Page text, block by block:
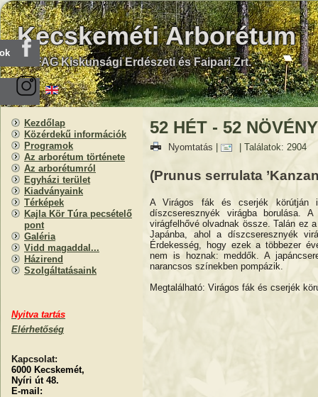
Kecskeméti Arborétum
KEFAG Kiskunsági Erdészeti és Faipari Zrt.
Kezdőlap
Közérdekű információk
Programok
Az arborétum története
Az arborétumról
Egyházi terület
Kiadványaink
Térképek
Kajla Kör Túra pecsételő
pont
Galéria
Vidd magaddal...
Házirend
Szolgáltatásaink
Nyitva tartás
Elérhetőség
Kapcsolat:
6000 Kecskemét,
Nyíri út 48.
E-mail:
52 HÉT - 52
Nyomtatás | Találatok: 2904
(Prunus serrulata
A Virágos fák és cserjék körútján
díszcseresznyék virágba borulása.
virágfelhővé olvadnak össze. Talán ez
Japánba, ahol a díszcseresznyék
Érdekesség, hogy ezek a többezer
nem is hoznak: meddők. A
narancsos színekben pompázik.
Megtalálható: Virágos fák és cserjék